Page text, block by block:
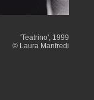
'Teatrino', 1999
© Laura Manfredi